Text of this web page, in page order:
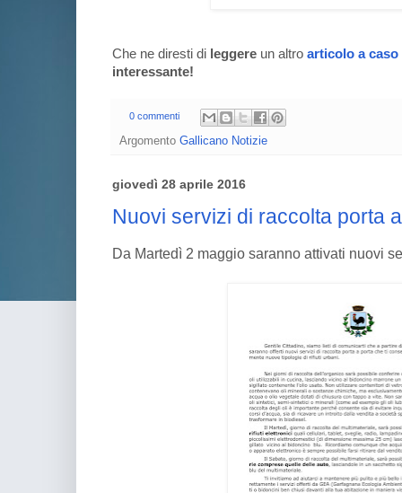
Che ne diresti di leggere un altro articolo a caso
interessante!
0 commenti
Argomento Gallicano Notizie
giovedì 28 aprile 2016
Nuovi servizi di raccolta porta
Da Martedì 2 maggio saranno attivati nuovi